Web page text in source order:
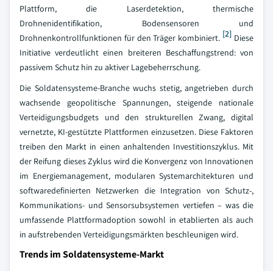
Plattform, die Laserdetektion, thermische
Drohnenidentifikation, Bodensensoren und
Drohnenkontrollfunktionen für den Träger kombiniert. [2] Diese
Initiative verdeutlicht einen breiteren Beschaffungstrend: von
passivem Schutz hin zu aktiver Lagebeherrschung.
Die Soldatensysteme-Branche wuchs stetig, angetrieben durch
wachsende geopolitische Spannungen, steigende nationale
Verteidigungsbudgets und den strukturellen Zwang, digital
vernetzte, KI-gestützte Plattformen einzusetzen. Diese Faktoren
treiben den Markt in einen anhaltenden Investitionszyklus. Mit
der Reifung dieses Zyklus wird die Konvergenz von Innovationen
im Energiemanagement, modularen Systemarchitekturen und
softwaredefinierten Netzwerken die Integration von Schutz-,
Kommunikations- und Sensorsubsystemen vertiefen – was die
umfassende Plattformadoption sowohl in etablierten als auch
in aufstrebenden Verteidigungsmärkten beschleunigen wird.
Trends im Soldatensysteme-Markt